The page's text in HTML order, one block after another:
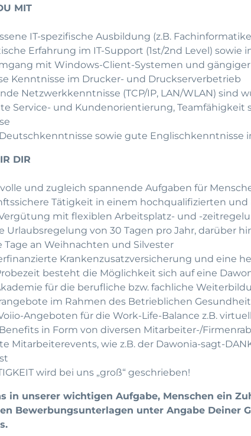
MIT
IT-spezifische Ausbildung (z.B.
Erfahrung im IT-Support (1st/2nd Level)
mit Windows-Client-Systemen und
Kenntnisse im Drucker- und Druckserverbetrieb
Netzwerkkenntnisse (TCP/IP, LAN/WLAN) sind
Service- und Kundenorientierung,
sowie gute Englischkenntnisse
DIR
und zugleich spannende Aufgaben für
Tätigkeit in einem hochqualifizierten
mit flexiblen Arbeitsplatz- und -
Urlaubsregelung von 30 Tagen pro Jahr, darüber
Tage an Weihnachten und Silvester
Krankenzusatzversicherung und eine
besteht die Möglichkeit sich auf eine
für die berufliche bzw. fachliche
im Rahmen des Betrieblichen
Angeboten für die Work-Life-Balance z.B.
in Form von diversen Mitarbeiter-/
Mitarbeiterevents, wie z.B. der Dawonia-sagt-
wird bei uns „groß“ geschrieben!
in unserer wichtigen Aufgabe, Menschen ein
Bewerbungsunterlagen unter Angabe Deiner
.